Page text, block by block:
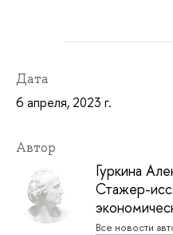
Дата
6 апреля, 2023 г.
Автор
Гуркина
Стажер-
Все новости